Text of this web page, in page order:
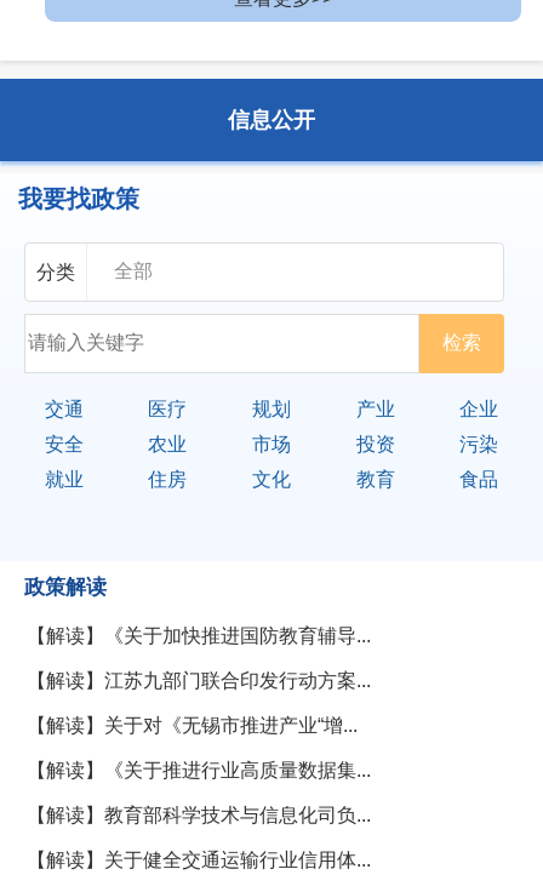
信息公开
我要找政策
分类
交通 医疗 规划 产业
企业
安全
农业 市场 投资
污染
就业
住房 文化 教育 食品
政策解读
【解读】《关于加快推进国防教育辅导...
【解读】江苏九部门联合印发行动方案...
【解读】关于对《无锡市推进产业“增...
【解读】《关于推进行业高质量数据集...
【解读】教育部科学技术与信息化司负...
【解读】关于健全交通运输行业信用体...